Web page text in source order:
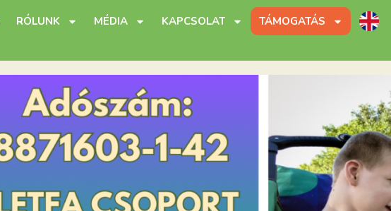
RÓLUNK MÉDIA KAPCSOLAT TÁMOGATÁS